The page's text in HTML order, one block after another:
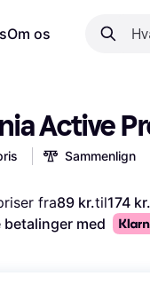
Om os
Active
Sammenlign
fra89 kr.til174 kr.
med